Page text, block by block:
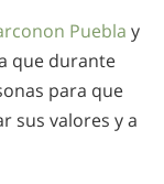
Puebla y
que durante
para que
sus valores y a